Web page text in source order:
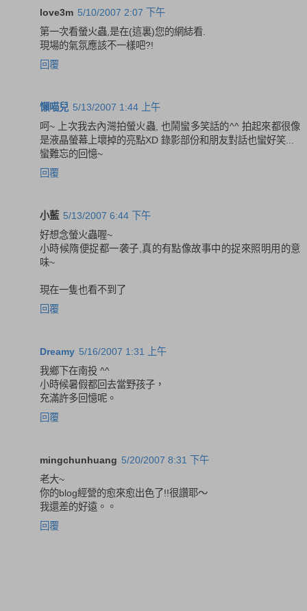
love3m 5/10/2007 2:07 下午
第一次看螢火蟲,是在(這裏)您的網綕看.
現場的氣氛應該不一樣吧?!
回覆
懶喵兒 5/13/2007 1:44 上午
呵~ 上次我去內灣拍螢火蟲, 也鬧蠻多笑話的^^ 拍起來都很像
是液晶螢幕上壞掉的亮點XD 錄影部份和朋友對話也蠻好笑...
蠻難忘的回憶~
回覆
小藍 5/13/2007 6:44 下午
好想念螢火蟲喔~
小時候隋便捉都一袭子,真的有點像故事中的捉來照明用的意
味~
現在一隻也看不到了
回覆
Dreamy 5/16/2007 1:31 上午
我鄉下在南投 ^^
小時候暑假都回去當野孩子，
充滿許多回憶呢。
回覆
mingchunhuang 5/20/2007 8:31 下午
老大~
你的blog經營的愈來愈出色了!!很讚耶～
我還差的好遠。。
回覆